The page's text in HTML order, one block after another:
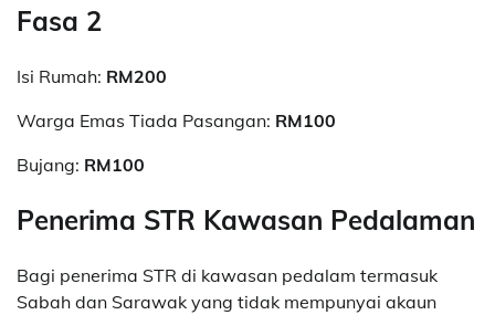
Fasa 2
Isi Rumah: RM200
Warga Emas Tiada Pasangan: RM100
Bujang: RM100
Penerima STR Kawasan Pedalaman
Bagi penerima STR di kawasan pedalam termasuk
Sabah dan Sarawak yang tidak mempunyai akaun